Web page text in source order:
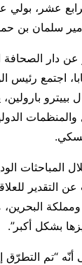
عشر،
سلمان بن
دار الصحافة
اجتمع رئيس
بييترو
والمنظمات
المباحثات
التقدير
البحرين،
بشكل أكبر”.
أنّه “تم